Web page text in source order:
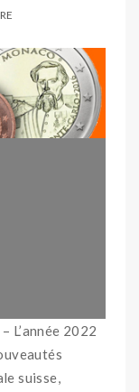
– L’année 2022
suisse,